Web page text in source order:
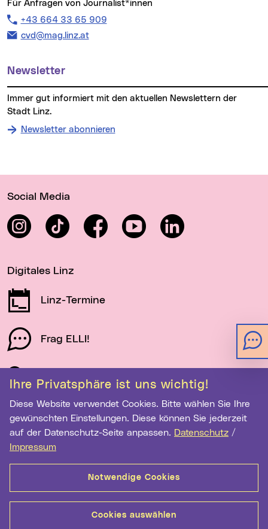
Ihre Privatsphäre ist uns wichtig!
Diese Website verwendet Cookies. Bitte wählen Sie Ihre
gewünschten Einstellungen. Diese können Sie jederzeit
auf der Datenschutz-Seite anpassen. Datenschutz /
Impressum
Notwendige Cookies
Cookies auswählen
Für Anfragen von Journalist*innen
Telefon:
+43 664 33 65 909
E-Mail Adresse:
cvd@mag.linz.at
Newsletter
Stadt Linz.
Newsletter abonnieren
Social Media
InstagramTikTok FacebookYouTube LinkedIn
Digitales Linz
Linz-Termine
Frag ELLI!
Schau auf Linz
Newsletter-Anmeldung
E-Mail-Adresse eingeben
Anmelden